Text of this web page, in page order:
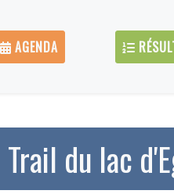
AGENDA
Trail du lac